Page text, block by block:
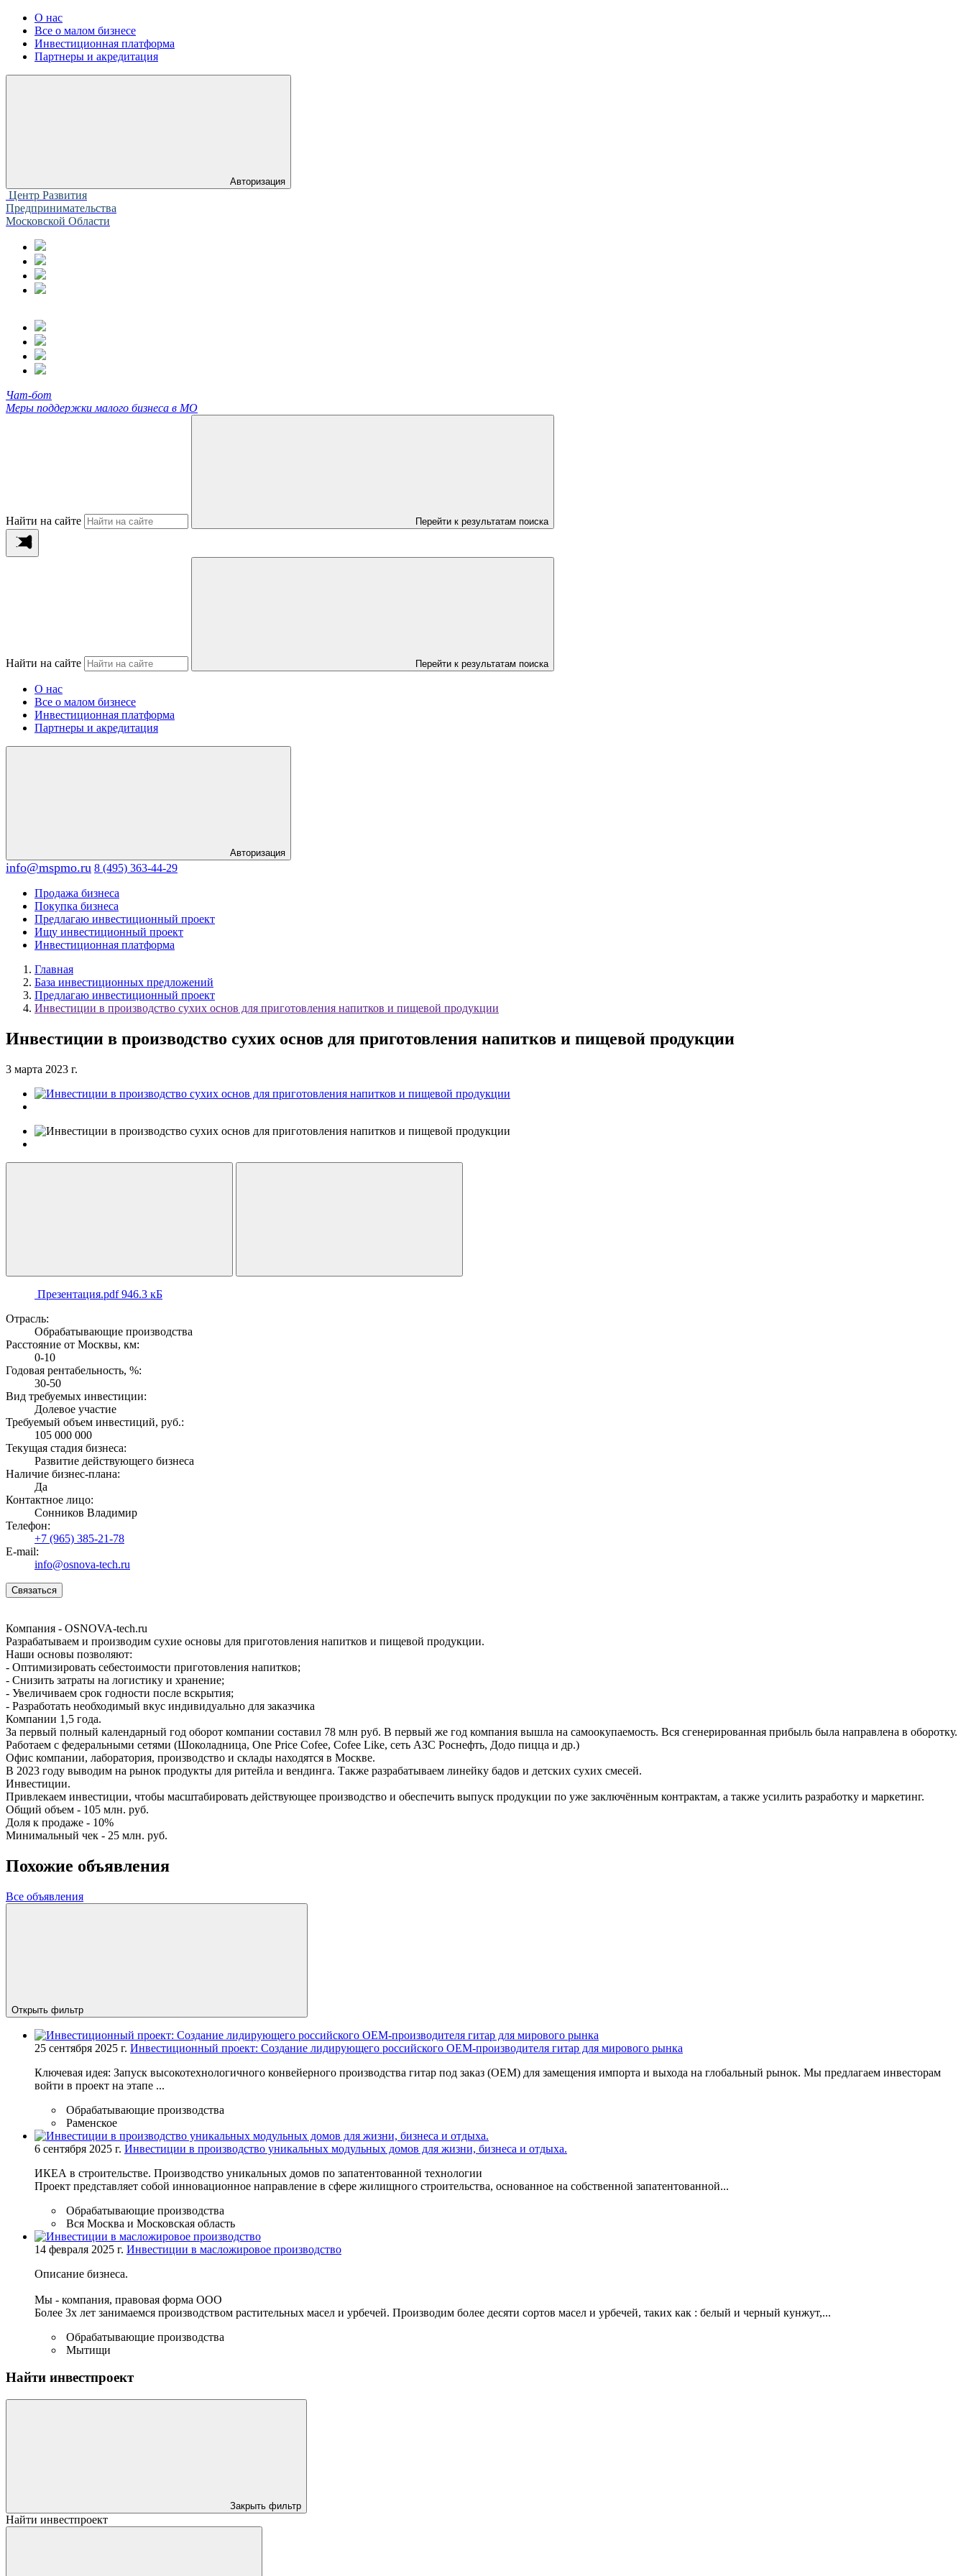
О нас
Все о малом бизнесе
Инвестиционная платформа
Партнеры и акредитация
Авторизация
Центр Развития
Предпринимательства
Московской Области
Чат-бот
Меры поддержки малого бизнеса в МО
Найти на сайте Перейти к результатам поиска
Найти на сайте Перейти к результатам поиска
О нас
Все о малом бизнесе
Инвестиционная платформа
Партнеры и акредитация
Авторизация
info@mspmo.ru 8 (495) 363-44-29
Продажа бизнеса
Покупка бизнеса
Предлагаю инвестиционный проект
Ищу инвестиционный проект
Инвестиционная платформа
Главная
База инвестиционных предложений
Предлагаю инвестиционный проект
Инвестиции в производство сухих основ для приготовления напитков и пищевой продукции
Инвестиции в производство сухих основ для приготовления напитков и пищевой продукции
3 марта 2023 г.
Презентация.pdf 946.3 кБ
Отрасль:
Обрабатывающие производства
Расстояние от Москвы, км:
0-10
Годовая рентабельность, %:
30-50
Вид требуемых инвестиции:
Долевое участие
Требуемый объем инвестиций, руб.:
105 000 000
Текущая стадия бизнеса:
Развитие действующего бизнеса
Наличие бизнес-плана:
Да
Контактное лицо:
Сонников Владимир
Телефон:
+7 (965) 385-21-78
E-mail:
info@osnova-tech.ru
Связаться
Компания - OSNOVA-tech.ru
Разрабатываем и производим сухие основы для приготовления напитков и пищевой продукции.
Наши основы позволяют:
- Оптимизировать себестоимости приготовления напитков;
- Снизить затраты на логистику и хранение;
- Увеличиваем срок годности после вскрытия;
- Разработать необходимый вкус индивидуально для заказчика
Компании 1,5 года.
За первый полный календарный год оборот компании составил 78 млн руб. В первый же год компания вышла на самоокупаемость. Вся сгенерированная прибыль была направлена в оборотку.
Работаем с федеральными сетями (Шоколадница, One Price Cofee, Cofee Like, сеть АЗС Роснефть, Додо пицца и др.)
Офис компании, лаборатория, производство и склады находятся в Москве.
В 2023 году выводим на рынок продукты для ритейла и вендинга. Также разрабатываем линейку бадов и детских сухих смесей.
Инвестиции.
Привлекаем инвестиции, чтобы масштабировать действующее производство и обеспечить выпуск продукции по уже заключённым контрактам, а также усилить разработку и маркетинг.
Общий объем - 105 млн. руб.
Доля к продаже - 10%
Минимальный чек - 25 млн. руб.
Похожие объявления
Все объявления
Открыть фильтр
25 сентября 2025 г. Инвестиционный проект: Создание лидирующего российского OEM-производителя гитар для мирового рынка
Ключевая идея: Запуск высокотехнологичного конвейерного производства гитар под заказ (OEM) для замещения импорта и выхода на глобальный рынок. Мы предлагаем инвесторам
войти в проект на этапе ...
Обрабатывающие производства
Раменское
6 сентября 2025 г. Инвестиции в производство уникальных модульных домов для жизни, бизнеса и отдыха.
ИКЕА в строительстве. Производство уникальных домов по запатентованной технологии
Проект представляет собой инновационное направление в сфере жилищного строительства, основанное на собственной запатентованной...
Обрабатывающие производства
Вся Москва и Московская область
14 февраля 2025 г. Инвестиции в масложировое производство
Описание бизнеса.
Мы - компания, правовая форма ООО
Более 3х лет занимаемся производством растительных масел и урбечей. Производим более десяти сортов масел и урбечей, таких как : белый и черный кунжут,...
Обрабатывающие производства
Мытищи
Найти инвестпроект
Закрыть фильтр
Найти инвестпроект